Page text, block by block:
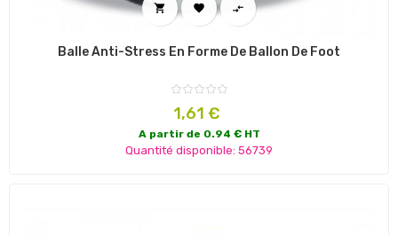
  
Balle Anti-Stress En Forme De Ballon De Foot
Prix
1,61 €
A partir de 0.94 € HT
Quantité disponible: 56739